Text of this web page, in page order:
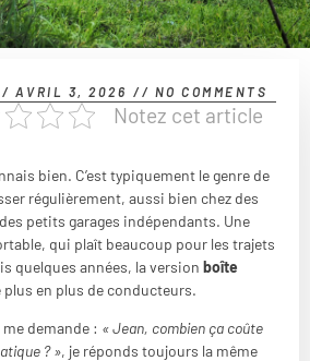
AVRIL 3, 2026 // NO COMMENTS
Notez cet article
bien. C’est typiquement le genre de
régulièrement, aussi bien chez des
petits garages indépendants. Une
qui plaît beaucoup pour les trajets
quelques années, la version boîte
en plus de conducteurs.
demande : « Jean, combien ça coûte
? », je réponds toujours la même